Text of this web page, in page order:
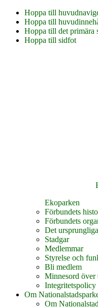
Hoppa till
Hoppa till
Hoppa till det primära
Hoppa till sidfot
Ekoparken
Förbundets
Förbundets
Det
Stadgar
Medlemmar
Styrelse och
Bli medlem
Minnesord över
Integritetspolicy
Om
Om